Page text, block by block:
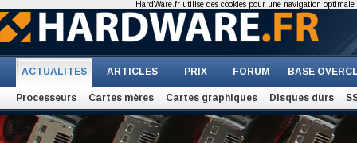
ACTUALITES ARTICLES PRIX FORUM BASE
Processeurs Cartes mères Cartes graphiques Disques durs
HardWare.fr utilise des cookies pour une navigation